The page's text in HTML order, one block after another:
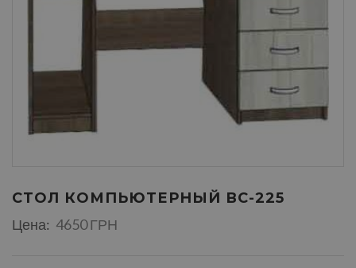
СТОЛ КОМПЬЮТЕРНЫЙ ВС-225
Цена: 4650 ГРН